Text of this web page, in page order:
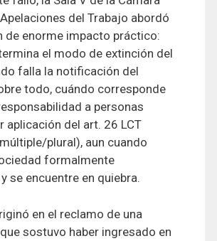
del Trabajo abordó
de enorme impacto práctico:
el modo de extinción del
falla la notificación del
todo, cuándo corresponde
a personas
aplicación del art. 26 LCT
plural), aun cuando
formalmente
se encuentre en quiebra.
en el reclamo de una
sostuvo haber ingresado en